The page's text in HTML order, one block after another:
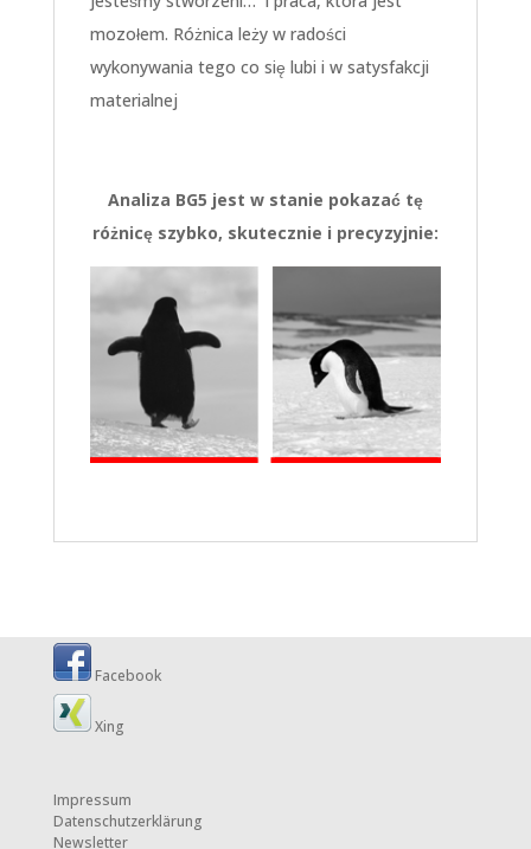
mozołem. Różnica leży w radości
wykonywania tego co się lubi i w satysfakcji
materialnej
Analiza BG5 jest w stanie pokazać tę
różnicę szybko, skutecznie i precyzyjnie:
Facebook
Xing
Impressum
Datenschutzerklärung
Newsletter